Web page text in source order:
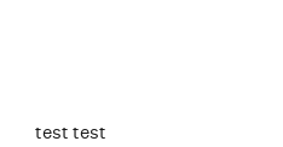
test test